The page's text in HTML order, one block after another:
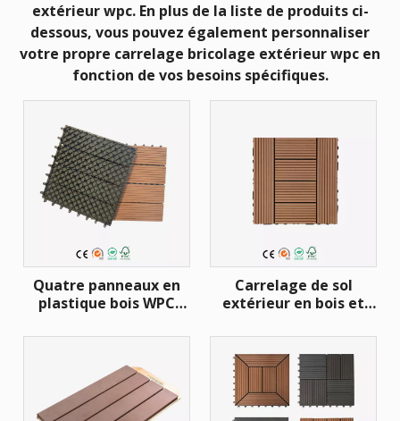
extérieur wpc. En plus de la liste de produits ci-
dessous, vous pouvez également personnaliser
votre propre carrelage bricolage extérieur wpc en
fonction de vos besoins spécifiques.
Quatre panneaux en
plastique bois WPC
bricolage plancher
300*300mm WPC
classique bricolage
carreaux
Carrelage de sol
extérieur en bois et
carrelage de terrasse,
WPC, bricolage, pour
balcon et terrasse